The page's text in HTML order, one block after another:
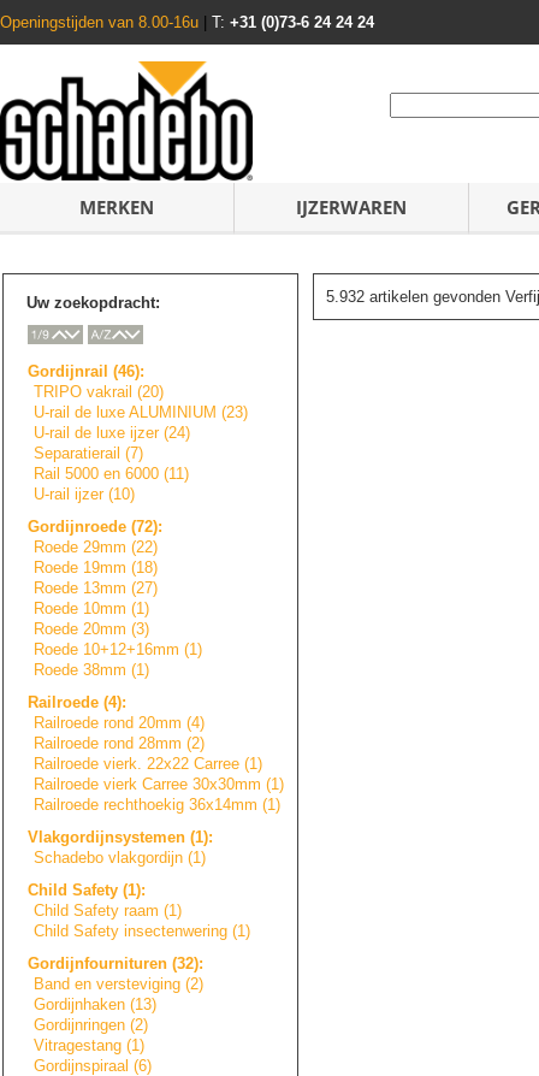
Openingstijden van 8.00-16u T: +31 (0)73-6 24 24 24
MERKEN IJZERWAREN
Uw zoekopdracht:
Gordijnrail (46):
TRIPO vakrail (20)
U-rail de luxe ALUMINIUM (23)
U-rail de luxe ijzer (24)
Separatierail (7)
Rail 5000 en 6000 (11)
U-rail ijzer (10)
Gordijnroede (72):
Roede 29mm (22)
Roede 19mm (18)
Roede 13mm (27)
Roede 10mm (1)
Roede 20mm (3)
Roede 10+12+16mm (1)
Roede 38mm (1)
Railroede (4):
Railroede rond 20mm (4)
Railroede rond 28mm (2)
Railroede vierk. 22x22 Carree (1)
Railroede vierk Carree 30x30mm (1)
Railroede rechthoekig 36x14mm (1)
Vlakgordijnsystemen (1):
Schadebo vlakgordijn (1)
Child Safety (1):
Child Safety raam (1)
Child Safety insectenwering (1)
Gordijnfournituren (32):
Band en versteviging (2)
Gordijnhaken (13)
Gordijnringen (2)
Vitragestang (1)
Gordijnspiraal (6)
5.932 artikelen gevonden